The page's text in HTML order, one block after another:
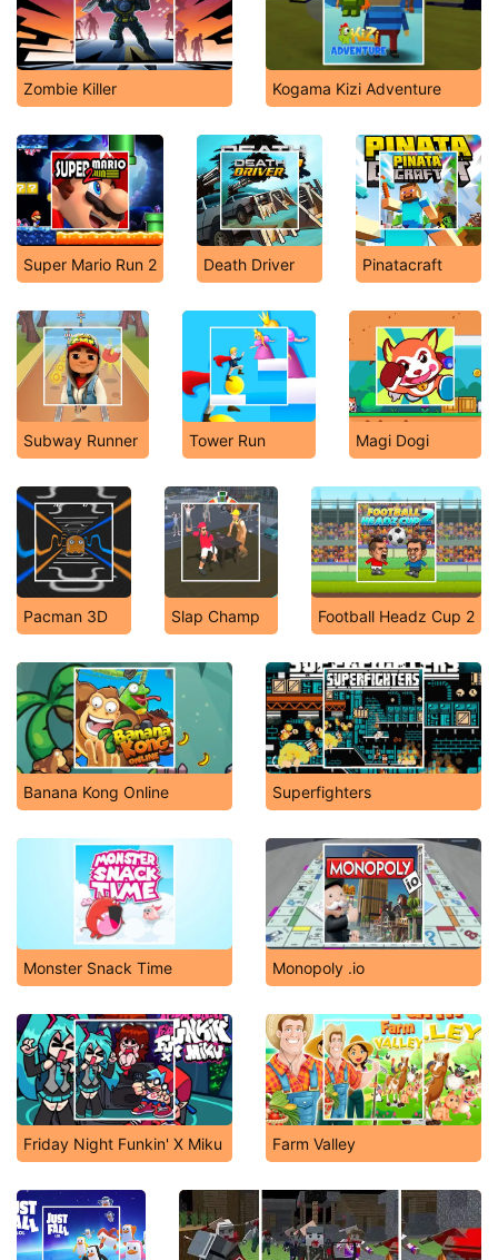
Zombie Killer Kogama Kizi Adventure
Super Mario Run 2 Death Driver Pinatacraft
Subway Runner Tower Run Magi Dogi
Pacman 3D Slap Champ Football Headz Cup 2
Banana Kong Online Superfighters
Monster Snack Time Monopoly .io
Friday Night Funkin' X Miku Farm Valley